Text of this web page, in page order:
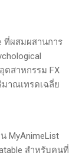
ที่ผสมผสานการ
ตสาหกรรม FX
าณเทรดเฉลี่ย
MyAnimeList
สำหรับคนที่